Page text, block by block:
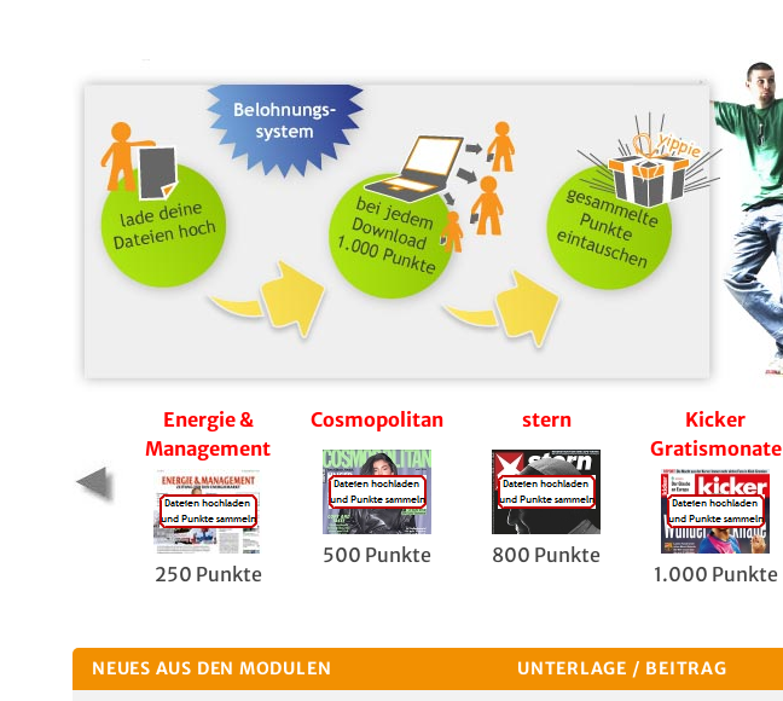
Energie &
Management
250 Punkte
Cosmopolitan
500 Punkte
stern
800 Punkte
Kicker
Gratismonate
1.000 Punkte
NEUES AUS DEN MODULEN UNTERLAGE / BEITRAG